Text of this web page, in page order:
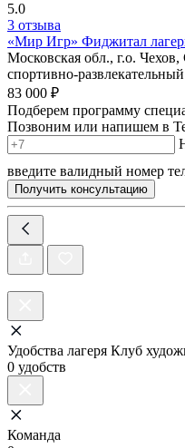
5.0
3 отзыва
«Мир Игр» Фиджитал
Московская обл., г.о.
спортивно-
83 000 ₽
Подберем программу
Позвоним или напишем в
введите валидный номер
Получить консультацию
Удобства лагеря Клуб
0 удобств
Команда